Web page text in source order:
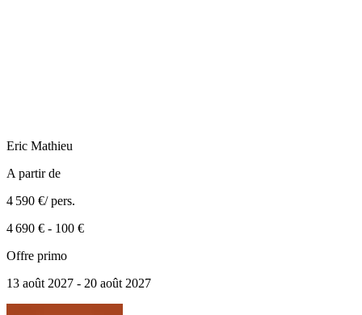
Eric Mathieu
A partir de
4 590 €/ pers.
4 690 € - 100 €
Offre primo
13 août 2027 - 20 août 2027